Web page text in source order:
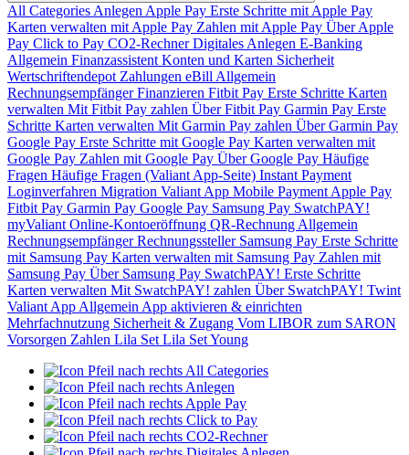
All Categories Anlegen Apple Pay Erste Schritte mit Apple Pay
Karten verwalten mit Apple Pay Zahlen mit Apple Pay Über Apple
Pay Click to Pay CO2-RechnerDigitales Anlegen E-Banking
Allgemein Finanzassistent Konten und Karten Sicherheit
Wertschriftendepot Zahlungen eBill Allgemein
RechnungsempfängerFinanzieren Fitbit Pay Erste Schritte Karten
verwalten Mit Fitbit Pay zahlen Über Fitbit Pay Garmin Pay Erste
Schritte Karten verwalten Mit Garmin Pay zahlen Über Garmin Pay
Google Pay Erste Schritte mit Google Pay Karten verwalten mit
Google Pay Zahlen mit Google Pay Über Google Pay Häufige
Fragen Häufige Fragen (Valiant App-Seite) Instant Payment
Loginverfahren Migration Valiant App Mobile Payment Apple Pay
Fitbit Pay Garmin Pay Google Pay Samsung Pay SwatchPAY!
myValiant Online-Kontoeröffnung QR-Rechnung Allgemein
RechnungsempfängerRechnungssteller Samsung Pay Erste Schritte
mit Samsung Pay Karten verwalten mit Samsung Pay Zahlen mit
Samsung Pay Über Samsung Pay SwatchPAY! Erste Schritte
Karten verwalten Mit SwatchPAY! zahlen Über SwatchPAY! Twint
Valiant App Allgemein App aktivieren & einrichten
Mehrfachnutzung Sicherheit & Zugang Vom LIBOR zum SARON
Vorsorgen Zahlen Lila Set Lila Set Young
All Categories
Anlegen
Apple Pay
Click to Pay
CO2-Rechner